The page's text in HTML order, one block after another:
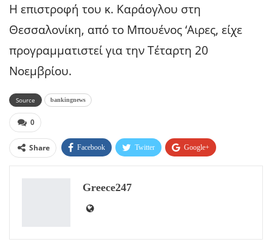
Η επιστροφή του κ. Καράογλου στη
Θεσσαλονίκη, από το Μπουένος ‘Αιρες, είχε
προγραμματιστεί για την Τέταρτη 20
Νοεμβρίου.
Source bankingnews
0
Share Facebook Twitter Google+
Greece247